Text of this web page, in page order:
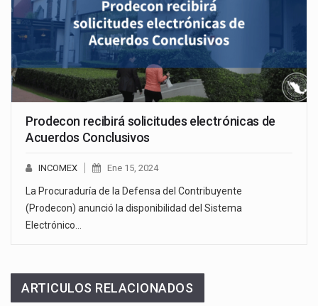
Prodecon recibirá solicitudes electrónicas de
Acuerdos Conclusivos
INCOMEX Ene 15, 2024
La Procuraduría de la Defensa del Contribuyente
(Prodecon) anunció la disponibilidad del Sistema
Electrónico…
ARTICULOS RELACIONADOS